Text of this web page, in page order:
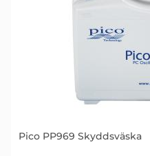
Pico PP969 Skyddsväska